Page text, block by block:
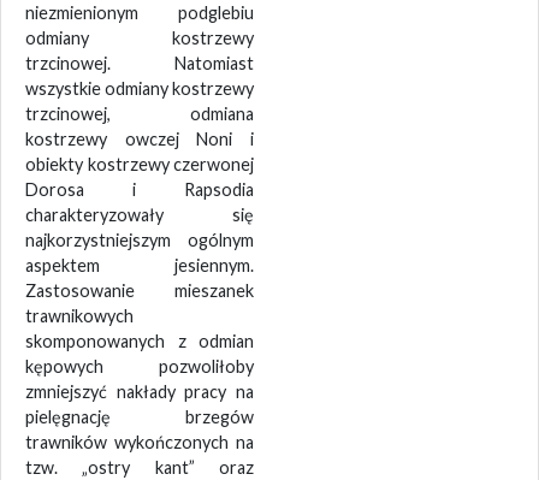
niezmienionym podglebiu
odmiany kostrzewy
trzcinowej. Natomiast
wszystkie odmiany kostrzewy
trzcinowej, odmiana
kostrzewy owczej Noni i
obiekty kostrzewy czerwonej
Dorosa i Rapsodia
charakteryzowały się
najkorzystniejszym ogólnym
aspektem jesiennym.
Zastosowanie mieszanek
trawnikowych
skomponowanych z odmian
kępowych pozwoliłoby
zmniejszyć nakłady pracy na
pielęgnację brzegów
trawników wykończonych na
tzw. „ostry kant” oraz